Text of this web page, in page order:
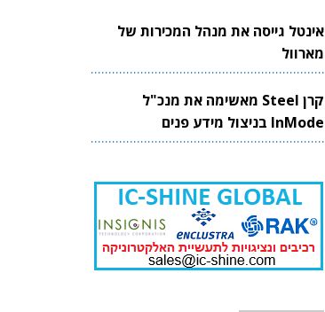
אינטל גייסה את מנהל המכירות של
מארוול
קרן Steel מאשימה את מנכ"ל
InMode בניצול מידע פנים